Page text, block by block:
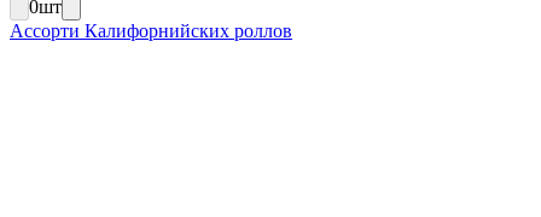
0шт
Ассорти Калифорнийских роллов